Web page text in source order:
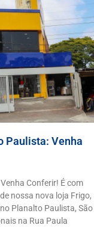
Paulista: Venha
Conferir! É com
nossa nova loja Frigo,
Planalto Paulista, São
na Rua Paula